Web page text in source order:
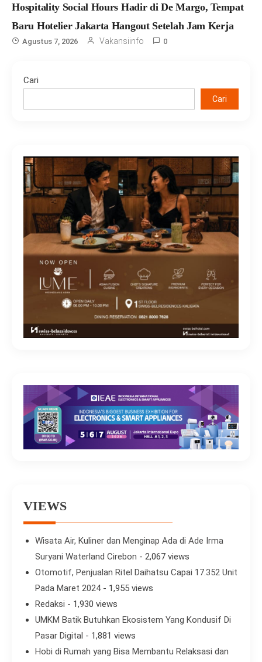
Hospitality Social Hours Hadir di De Margo, Tempat
Baru Hotelier Jakarta Hangout Setelah Jam Kerja
Agustus 7, 2026 Vakansiinfo 0
Cari
Cari
VIEWS
Wisata Air, Kuliner dan Menginap Ada di Ade Irma
Suryani Waterland Cirebon - 2,067 views
Otomotif, Penjualan Ritel Daihatsu Capai 17.352 Unit
Pada Maret 2024- 1,955 views
Redaksi - 1,930 views
UMKM Batik Butuhkan Ekosistem Yang Kondusif Di
Pasar Digital - 1,881 views
Hobi di Rumah yang Bisa Membantu Relaksasi dan